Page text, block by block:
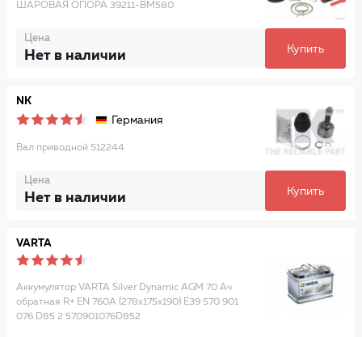
ШАРОВАЯ ОПОРА 39211-BM580
Цена
Нет в наличии Купить
NK
Германия
Вал приводной 512244
Цена
Нет в наличии Купить
VARTA
Аккумулятор VARTA Silver Dynamic AGM 70 Ач
обратная R+ EN 760A (278х175х190) E39 570 901
076 D85 2 570901076D852